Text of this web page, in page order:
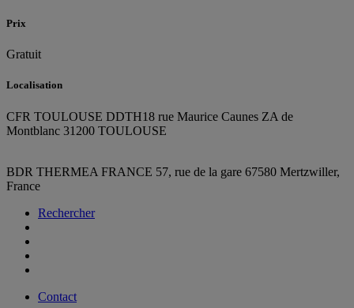
Prix
Gratuit
Localisation
CFR TOULOUSE DDTH18 rue Maurice Caunes ZA de
Montblanc 31200 TOULOUSE
BDR THERMEA FRANCE 57, rue de la gare 67580 Mertzwiller,
France
Rechercher
Contact